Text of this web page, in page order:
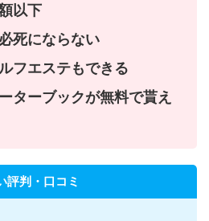
以下
死にならない
フエステもできる
ターブックが無料で貰え
評判・口コミ